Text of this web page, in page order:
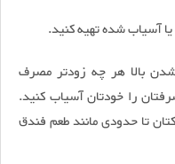
آسیاب شده تهیه کنید.
بالا هر چه زودتر مصرف
را خودتان آسیاب کنید.
تا حدودی مانند طعم فندق